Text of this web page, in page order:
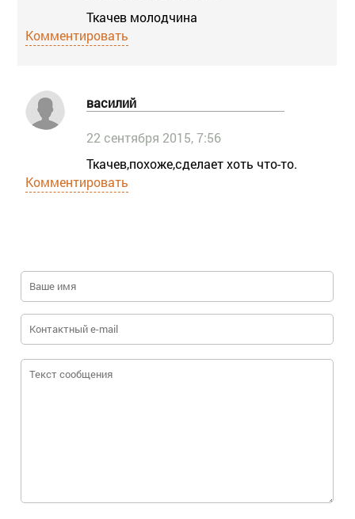
Ткачев молодчина
Комментировать
василий
22 сентября 2015, 7:56
Ткачев,похоже,сделает хоть что-то.
Комментировать